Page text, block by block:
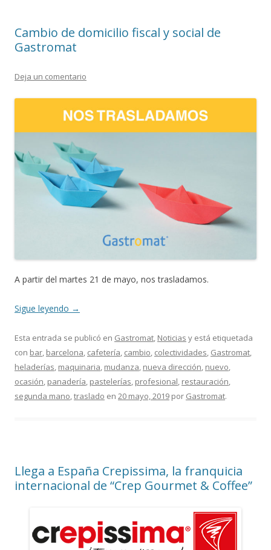
Cambio de domicilio fiscal y social de
Gastromat
Deja un comentario
A partir del martes 21 de mayo, nos trasladamos.
Sigue leyendo →
Esta entrada se publicó en Gastromat, Noticias y está etiquetada
con bar, barcelona, cafetería, cambio, colectividades, Gastromat,
heladerías, maquinaria, mudanza, nueva dirección, nuevo,
ocasión, panadería, pastelerías, profesional, restauración,
segunda mano,traslado en 20 mayo, 2019 por Gastromat.
Llega a España Crepissima, la franquicia
internacional de “Crep Gourmet & Coffee”